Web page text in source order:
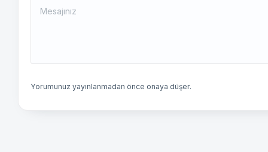
Yorumunuz yayınlanmadan önce onaya düşer.